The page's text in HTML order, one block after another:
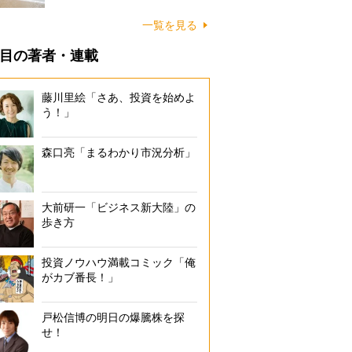
一覧を見る
の著者・連載
藤川里絵「さあ、投資を始めよ
う！」
森口亮「まるわかり市況分析」
大前研一「ビジネス新大陸」の
歩き方
投資ノウハウ満載コミック「俺
がカブ番長！」
戸松信博の明日の爆騰株を探
せ！